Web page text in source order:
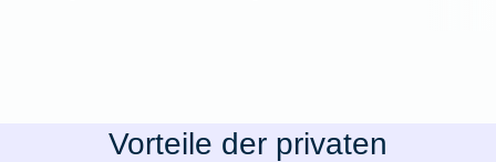
Vorteile der privaten